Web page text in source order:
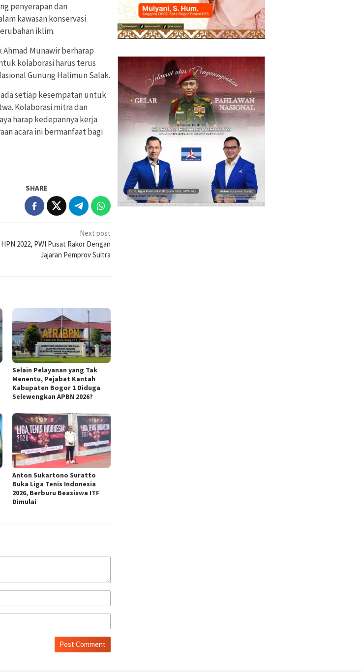
penyerapan dan
kawasan konservasi
iklim.
Ahmad Munawir berharap
kolaborasi harus terus
Gunung Halimun Salak.
setiap kesempatan untuk
Kolaborasi mitra dan
harap kedepannya kerja
acara ini bermanfaat bagi
SHARE
Next post
2022, PWI Pusat Rakor Dengan
Jajaran Pemprov Sultra
Selain Pelayanan yang Tak
Menentu, Pejabat Kantah
Kabupaten Bogor 1 Diduga
Selewengkan APBN 2026?
Anton Sukartono Suratto
Buka Liga Tenis Indonesia
2026, Berburu Beasiswa ITF
Dimulai